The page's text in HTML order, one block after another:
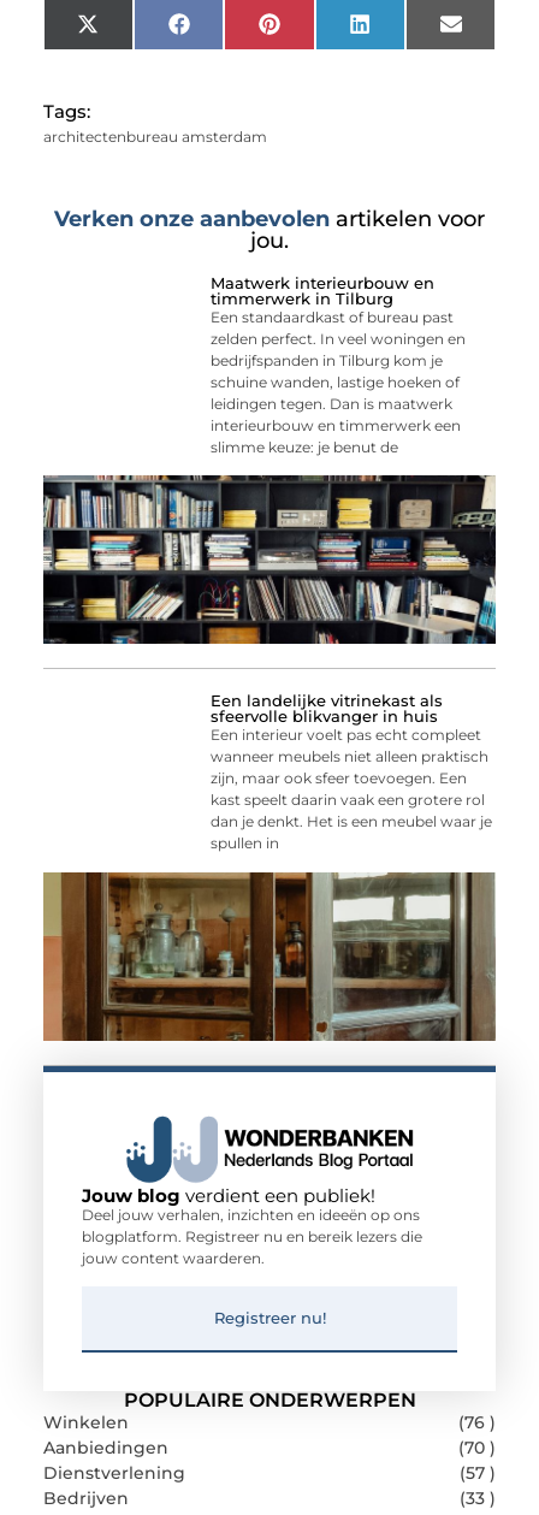
X
(Twitter)
FacebookPinterest LinkedIn Email
Tags:
architectenbureau amsterdam
Verken onze aanbevolen artikelen voor
jou.
Maatwerk interieurbouw en
timmerwerk in Tilburg
Een standaardkast of bureau past
zelden perfect. In veel woningen en
bedrijfspanden in Tilburg kom je
schuine wanden, lastige hoeken of
leidingen tegen. Dan is maatwerk
interieurbouw en timmerwerk een
slimme keuze: je benut de
Een landelijke vitrinekast als
sfeervolle blikvanger in huis
Een interieur voelt pas echt compleet
wanneer meubels niet alleen praktisch
zijn, maar ook sfeer toevoegen. Een
kast speelt daarin vaak een grotere rol
dan je denkt. Het is een meubel waar je
spullen in
POPULAIRE ONDERWERPEN
Winkelen
(76 )
Aanbiedingen
(70 )
Dienstverlening
(57 )
Bedrijven
(33 )
Jouw blog verdient een publiek!
Deel jouw verhalen, inzichten en ideeën op ons
blogplatform. Registreer nu en bereik lezers die
jouw content waarderen.
Registreer nu!